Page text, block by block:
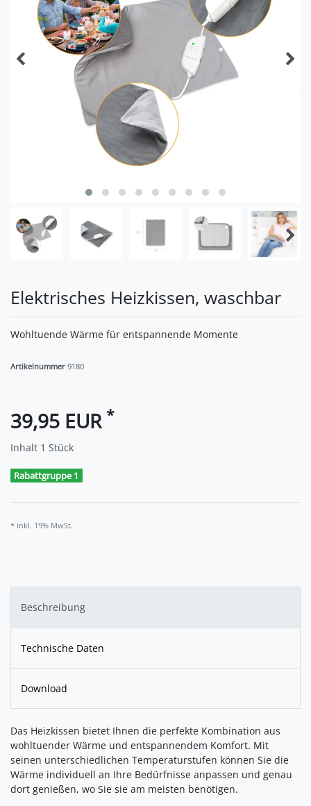
Elektrisches Heizkissen, waschbar
Wohltuende Wärme für entspannende Momente
Artikelnummer 9180
39,95 EUR *
Inhalt 1 Stück
Rabattgruppe 1
* inkl. 19% MwSt.
Beschreibung
Technische Daten
Download
Das Heizkissen bietet Ihnen die perfekte Kombination aus
wohltuender Wärme und entspannendem Komfort. Mit
seinen unterschiedlichen Temperaturstufen können Sie die
Wärme individuell an Ihre Bedürfnisse anpassen und genau
dort genießen, wo Sie sie am meisten benötigen.